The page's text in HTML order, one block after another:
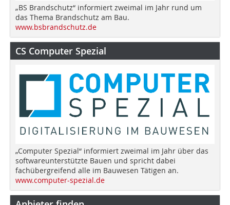
„BS Brandschutz“ informiert zweimal im Jahr rund um
das Thema Brandschutz am Bau.
www.bsbrandschutz.de
CS Computer Spezial
„Computer Spezial“ informiert zweimal im Jahr über das
softwareunterstützte Bauen und spricht dabei
fachübergreifend alle im Bauwesen Tätigen an.
www.computer-spezial.de